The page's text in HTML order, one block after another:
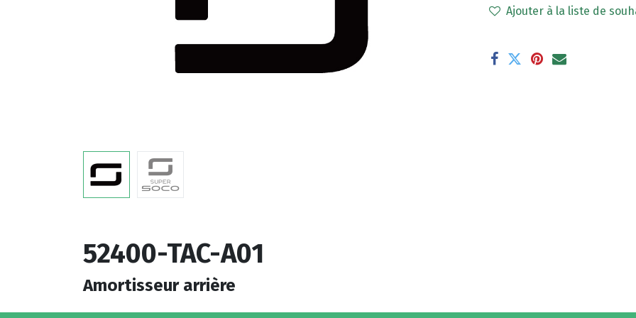
Ajouter à la liste de
52400-TAC-A01
Amortisseur arrière